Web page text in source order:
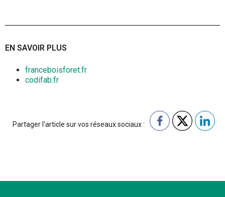
EN SAVOIR PLUS
franceboisforet.fr
codifab.fr
Partager l'article sur vos réseaux sociaux :